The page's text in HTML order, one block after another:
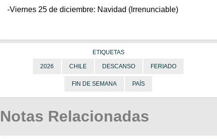
-Viernes 25 de diciembre: Navidad (Irrenunciable)
ETIQUETAS
2026 CHILE DESCANSO FERIADO
FIN DE SEMANA PAÍS
Notas Relacionadas